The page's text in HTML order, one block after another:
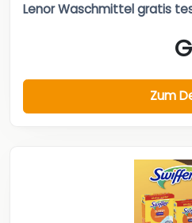
Lenor Waschmittel gratis
Zum